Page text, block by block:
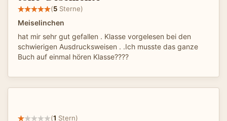
(5 Sterne)
Meiselinchen
hat mir sehr gut gefallen . Klasse vorgelesen bei den
schwierigen Ausdrucksweisen . .Ich musste das ganze
Buch auf einmal hören Klasse????
(1 Stern)